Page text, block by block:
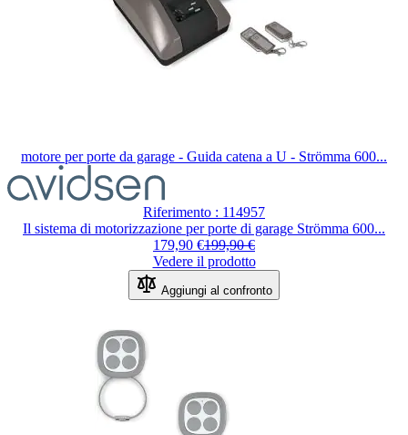
motore per porte da garage - Guida catena a U - Strömma 600...
Riferimento : 114957
Il sistema di motorizzazione per porte di garage Strömma 600...
179,90 €199,90 €
Vedere il prodotto
Aggiungi al confronto